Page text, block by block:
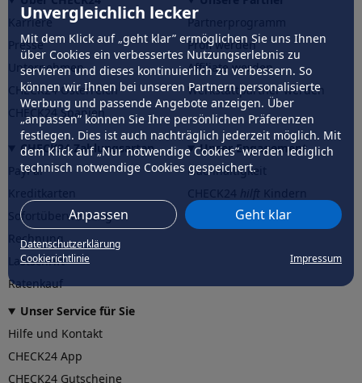
Unvergleichlich lecker
Mit dem Klick auf „geht klar” ermöglichen Sie uns Ihnen
über Cookies ein verbessertes Nutzungserlebnis zu
servieren und dieses kontinuierlich zu verbessern. So
können wir Ihnen bei unseren Partnern personalisierte
Werbung und passende Angebote anzeigen. Über
„anpassen” können Sie Ihre persönlichen Präferenzen
festlegen. Dies ist auch nachträglich jederzeit möglich. Mit
dem Klick auf „Nur notwendige Cookies” werden lediglich
technisch notwendige Cookies gespeichert.
Anpassen Geht klar
Datenschutzerklärung
Cookierichtlinie
Impressum
Karriere
Presse
Unternehmen
CHECK24 Österreich
CHECK24 Spanien
Partnerprogramm
Profi werden
Affiliate werden
Werkstattpartner werden
CHECK24 Zahlungsarten
PayPal
Sofortüberweisung
Rechnung
Lastschrift
Ratenkauf
Unser Engagement
Nachhaltigkeit
CHECK24hilftder Natur
Unser Service für Sie
Hilfe und Kontakt
CHECK24 App
CHECK24 Gutscheine